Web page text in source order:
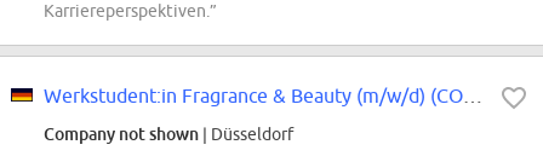
Karriereperspektiven.”
Company not shown | Düsseldorf